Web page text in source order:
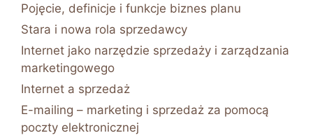
Pojęcie, definicje i funkcje biznes planu
Stara i nowa rola sprzedawcy
Internet jako narzędzie sprzedaży i zarządzania
marketingowego
Internet a sprzedaż
E-mailing – marketing i sprzedaż za pomocą
poczty elektronicznej